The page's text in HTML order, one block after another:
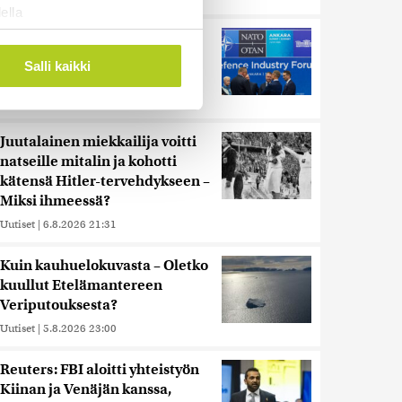
. Voit muuttaa
alan
tietoja muihin tietoihin, joita
siirtää ulkomaille.
Salli kaikki
vuosikymmenen jäljessä
Juutalainen miekkailija voitti
natseille mitalin ja kohotti
kätensä Hitler-tervehdykseen –
Miksi ihmeessä?
Uutiset | 6.8.2026 21:31
Kuin kauhuelokuvasta – Oletko
kuullut Etelämantereen
Veriputouksesta?
Uutiset | 5.8.2026 23:00
Reuters: FBI aloitti yhteistyön
Kiinan ja Venäjän kanssa,